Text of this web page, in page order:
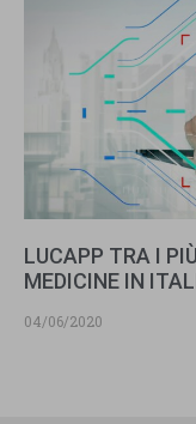
LUCAPP TRA I
MEDICINE IN
04/06/2020